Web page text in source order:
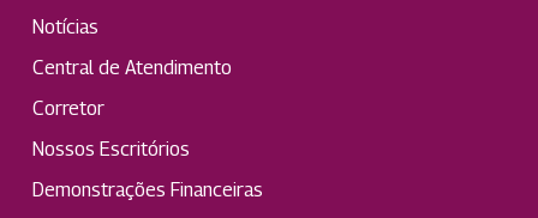
Notícias
Central de Atendimento
Corretor
Nossos Escritórios
Demonstrações Financeiras